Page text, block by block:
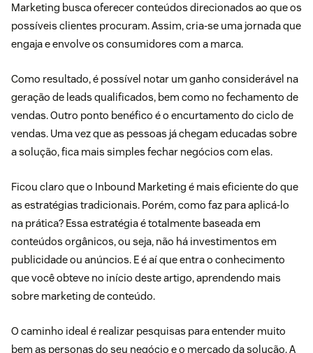
Marketing busca oferecer conteúdos direcionados ao que os
possíveis clientes procuram. Assim, cria-se uma jornada que
engaja e envolve os consumidores com a marca.
Como resultado, é possível notar um ganho considerável na
geração de leads qualificados, bem como no fechamento de
vendas. Outro ponto benéfico é o encurtamento do ciclo de
vendas. Uma vez que as pessoas já chegam educadas sobre
a solução, fica mais simples fechar negócios com elas.
Ficou claro que o Inbound Marketing é mais eficiente do que
as estratégias tradicionais. Porém, como faz para aplicá-lo
na prática? Essa estratégia é totalmente baseada em
conteúdos orgânicos, ou seja, não há investimentos em
publicidade ou anúncios. E é aí que entra o conhecimento
que você obteve no início deste artigo, aprendendo mais
sobre marketing de conteúdo.
O caminho ideal é realizar pesquisas para entender muito
bem as personas do seu negócio e o mercado da solução. A